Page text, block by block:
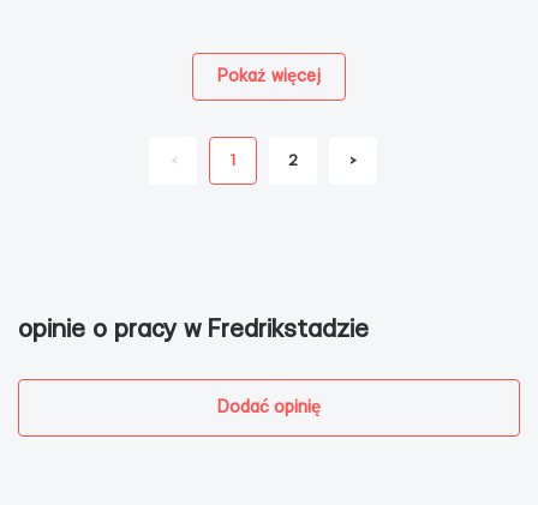
< 1 2 >
Pokaż więcej
opinie o pracy w Fredrikstadzie
Dodać opinię